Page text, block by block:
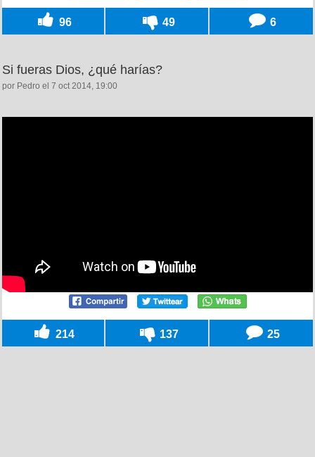
96 49 6
Si fueras Dios, ¿qué harías?
por Pedro el 7 oct 2014, 19:00
214 137 25